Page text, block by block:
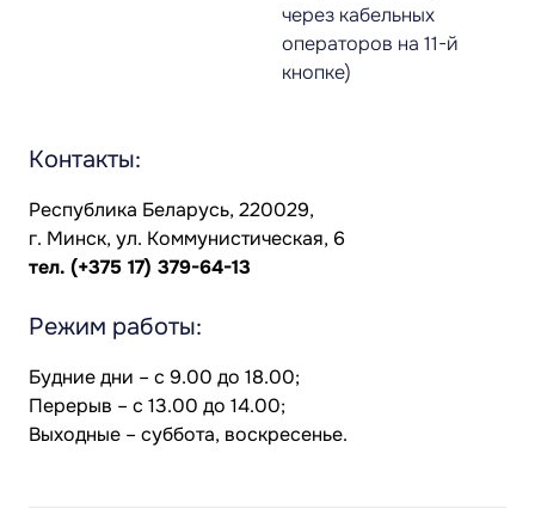
через кабельных
операторов на 11-й
кнопке)
Контакты:
Республика Беларусь, 220029,
г. Минск, ул. Коммунистическая, 6
тел. (+375 17) 379-64-13
Режим работы:
Будние дни – с 9.00 до 18.00;
Перерыв – с 13.00 до 14.00;
Выходные – суббота, воскресенье.